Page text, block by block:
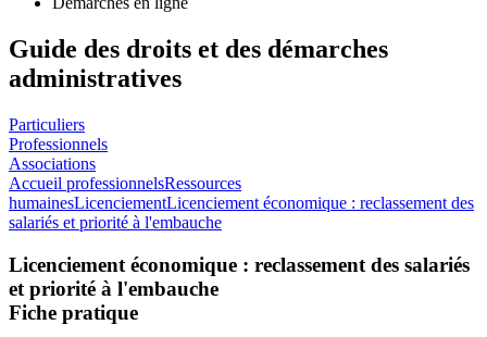
Guide des droits et des démarches
administratives
Particuliers
Professionnels
Associations
Accueil professionnelsRessources
humainesLicenciementLicenciement économique : reclassement des
salariés et priorité à l'embauche
Licenciement économique : reclassement des salariés
et priorité à l'embauche
Fiche pratique